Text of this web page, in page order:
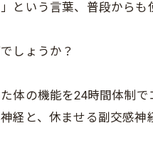
という言葉、普段からも
しょうか？
体の機能を24時間体制で
経と、休ませる副交感